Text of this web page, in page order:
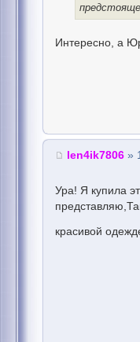
Интересно, а
len4ik7806 »
Ура! Я купила
красивой